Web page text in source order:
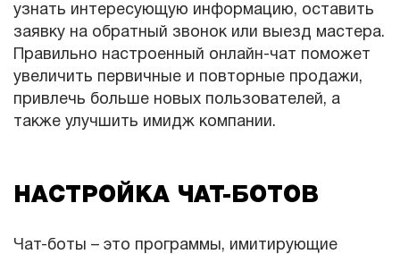
узнать интересующую информацию, оставить
заявку на обратный звонок или выезд мастера.
Правильно настроенный онлайн-чат поможет
увеличить первичные и повторные продажи,
привлечь больше новых пользователей, а
также улучшить имидж компании.
НАСТРОЙКА ЧАТ-БОТОВ
Чат-боты – это программы, имитирующие